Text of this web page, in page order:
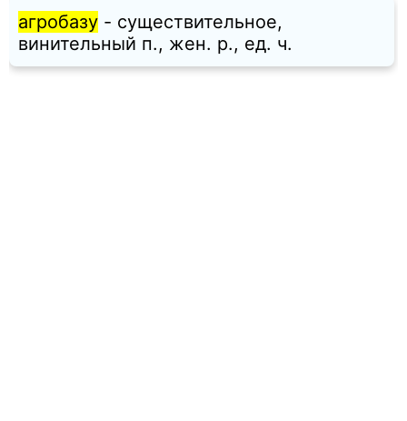
агробазу - существительное,
винительный п., жен. p., ед. ч.